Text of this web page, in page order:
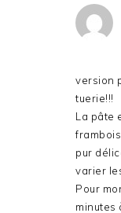
version
tuerie!!!
La pâte
pur
varier
Pour
minutes